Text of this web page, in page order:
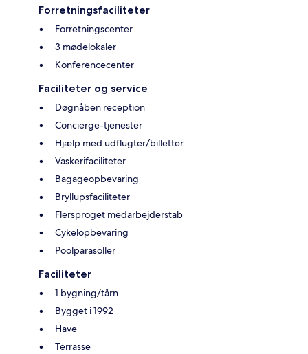
Forretningsfaciliteter
Forretningscenter
3 mødelokaler
Konferencecenter
Faciliteter og service
Døgnåben reception
Concierge-tjenester
Hjælp med udflugter/billetter
Vaskerifaciliteter
Bagageopbevaring
Bryllupsfaciliteter
Flersproget medarbejderstab
Cykelopbevaring
Poolparasoller
Faciliteter
1 bygning/tårn
Bygget i 1992
Have
Terrasse